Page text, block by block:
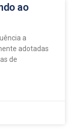
ao
a
adotadas
de